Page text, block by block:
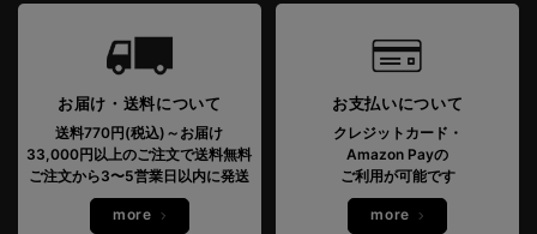
お届け・送料について
送料770円(税込)～お届け
33,000円以上のご注文で送料無料
ご注文から3〜5営業日以内に発送
more
お支払いについて
クレジットカード・
Amazon Payの
ご利用が可能です
more